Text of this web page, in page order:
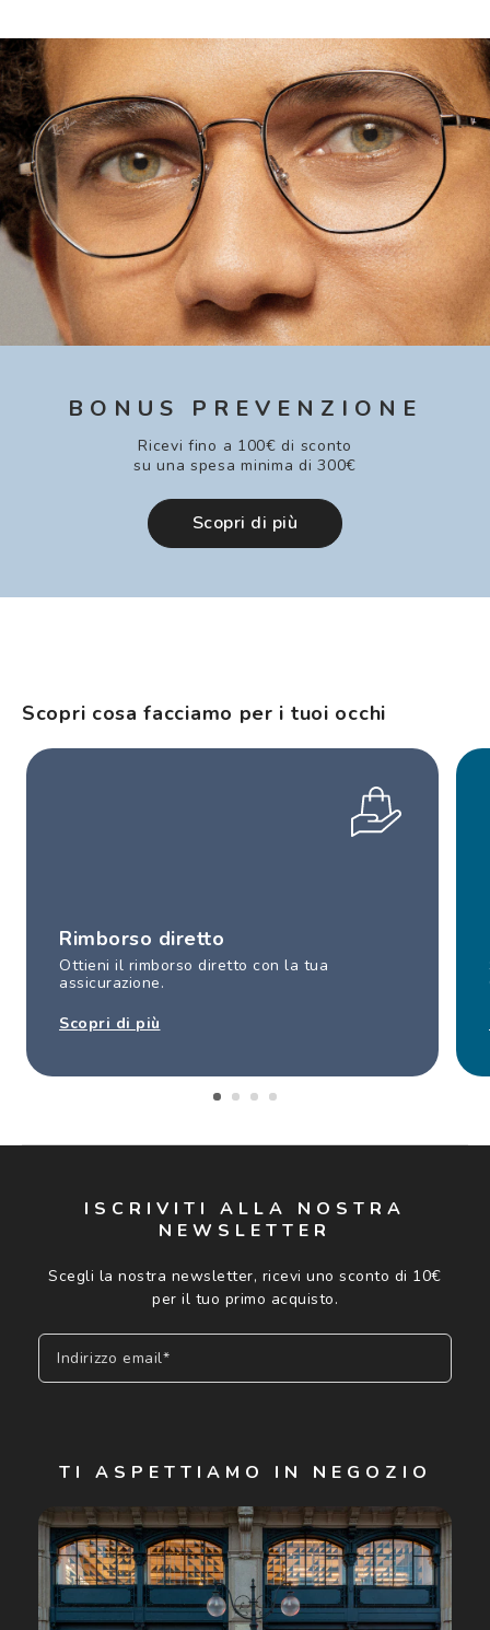
BONUS PREVENZIONE
Ricevi fino a 100€ di sconto
su una spesa minima di 300€
Scopri di più
Scopri cosa facciamo per i tuoi occhi
Rimborso diretto
Ottieni il rimborso diretto con la tua
assicurazione.
Scopri di più
ISCRIVITI ALLA NOSTRA
NEWSLETTER
Scegli la nostra newsletter, ricevi uno sconto di 10€
per il tuo primo acquisto.
Indirizzo email*
Cliccando su "Iscriviti", confermo di avere più di 16 anni e
acconsento all'utilizzo dei miei Dati Personali da parte di
Luxottica Group S.p.A. per l'invio di offerte speciali, novità
ed altre comunicazioni di carattere pubblicitario (consultare
Informativa sulla privacyper ulteriori informazioni).
TI ASPETTIAMO IN NEGOZIO